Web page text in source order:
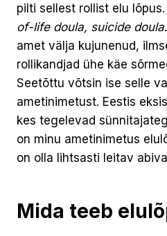
pilti sellest rollist elu
of-life doula, suicide doula
amet välja kujunenud,
rollikandjad ühe käe
Seetõttu võtsin ise selle
ametinimetust. Eestis
kes tegelevad
on minu ametinimetus
on olla lihtsasti leitav
Mida teeb